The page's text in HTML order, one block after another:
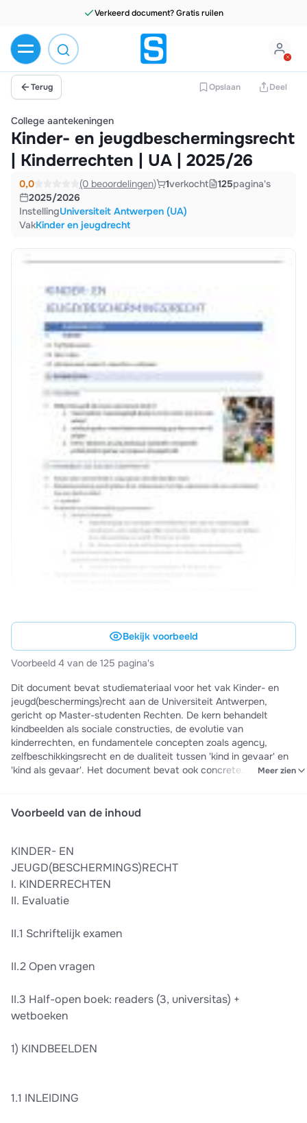
Terug Opslaan Deel
College aantekeningen
Kinder- en jeugdbeschermingsrecht
| Kinderrechten | UA | 2025/26
0,0 (0 beoordelingen) 1verkocht 125pagina's
2025/2026
InstellingUniversiteit Antwerpen (UA)
VakKinder en jeugdrecht
Bekijk voorbeeld
Voorbeeld 4 van de 125 pagina's
Dit document bevat studiemateriaal voor het vak Kinder- en
jeugd(beschermings)recht aan de Universiteit Antwerpen,
gericht op Master-studenten Rechten. De kern behandelt
kindbeelden als sociale constructies, de evolutie van
kinderrechten, en fundamentele concepten zoals agency,
zelfbeschikkingsrecht en de dualiteit tussen 'kind in gevaar' en
'kind als gevaar'. Het document bevat ook concrete
rechtsbescherming van niet-begeleide minderjarige
Meer zien
Voorbeeld van de inhoud
KINDER- EN
JEUGD(BESCHERMINGS)RECHT
I. KINDERRECHTEN
II. Evaluatie
II.1 Schriftelijk examen
II.2 Open vragen
II.3 Half-open boek: readers (3, universitas) +
wetboeken
1) KINDBEELDEN
1.1 INLEIDING